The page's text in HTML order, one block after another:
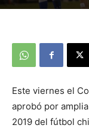
Este viernes el
aprobó por
2019 del fútbol